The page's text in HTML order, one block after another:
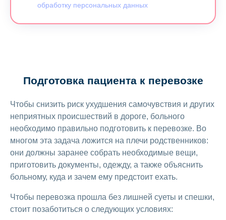
обработку персональных данных
Подготовка пациента к перевозке
Чтобы снизить риск ухудшения самочувствия и других
неприятных происшествий в дороге, больного
необходимо правильно подготовить к перевозке. Во
многом эта задача ложится на плечи родственников:
они должны заранее собрать необходимые вещи,
приготовить документы, одежду, а также объяснить
больному, куда и зачем ему предстоит ехать.
Чтобы перевозка прошла без лишней суеты и спешки,
стоит позаботиться о следующих условиях: